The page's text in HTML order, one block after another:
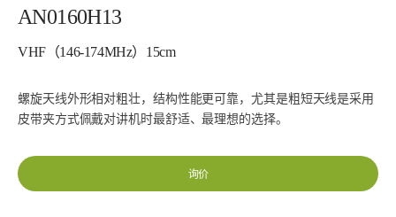
AN0160H13
VHF（146-174MHz）15cm
螺旋天线外形相对粗壮，结构性能更可靠，尤其是粗短天线是采用
皮带夹方式佩戴对讲机时最舒适、最理想的选择。
询价